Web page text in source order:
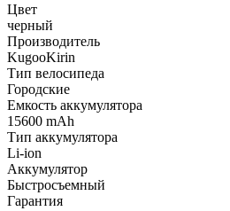
Цвет
черный
Производитель
KugooKirin
Тип велосипеда
Городские
Емкость аккумулятора
15600 mAh
Тип аккумулятора
Li-ion
Аккумулятор
Быстросъемный
Гарантия